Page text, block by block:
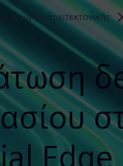
Κόμβος αρχιτεκτονικής
Edge